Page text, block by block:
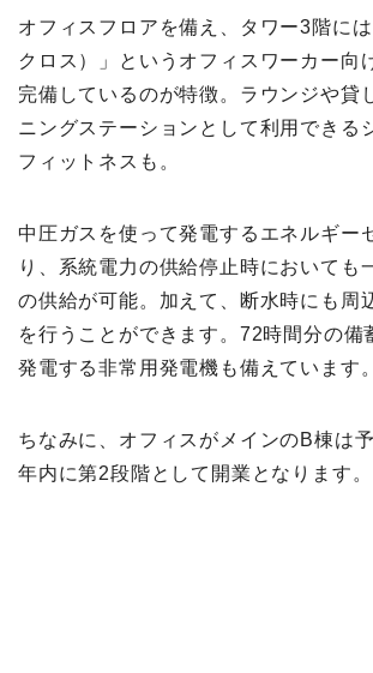
オフィスフロアを備え、タワー3階に
クロス）」というオフィスワーカー向
完備しているのが特徴。ラウンジや貸
ニングステーションとして利用できる
フィットネスも。
中圧ガスを使って発電するエネルギー
り、系統電力の供給停止時においても
の供給が可能。加えて、断水時にも周
を行うことができます。72時間分の備
発電する非常用発電機も備えています。
ちなみに、オフィスがメインのB棟は
年内に第2段階として開業となります。